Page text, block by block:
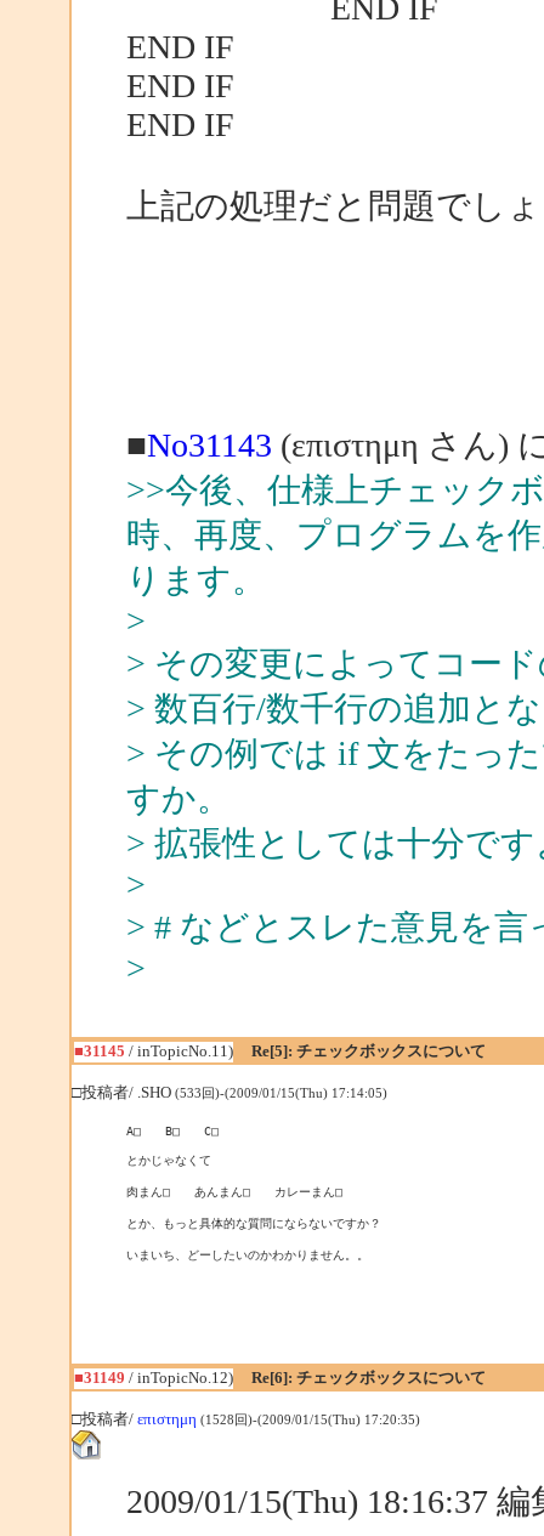
END IF
END IF
END IF
END IF
上記の処理だと問題でし
■No31143 (επιστημη さん)
>>今後、仕様上チェック
時、再度、プログラムを
ります。
>
> その変更によってコー
> 数百行/数千行の追加と
> その例では if 文をたっ
すか。
> 拡張性としては十分です
>
> # などとスレた意見を言
>
■31145 / inTopicNo.11) Re[5]: チェックボックスについて
□投稿者/ .SHO (533回)-(2009/01/15(Thu) 17:14:05)
A□　　B□　　C□
とかじゃなくて
肉まん□　　あんまん□　　カレーまん□
とか、もっと具体的な質問にならないですか？
いまいち、どーしたいのかわかりません。。
■31149 / inTopicNo.12) Re[6]: チェックボックスについて
□投稿者/ επιστημη (1528回)-(2009/01/15(Thu) 17:20:35)
2009/01/15(Thu) 18:16:37